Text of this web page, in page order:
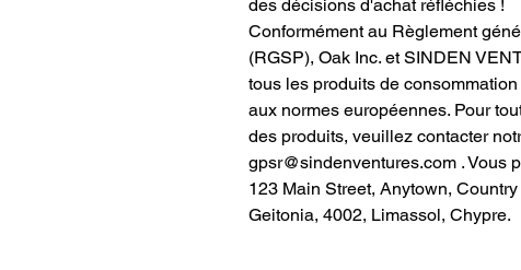
des décisions d'achat réfléchies !
Conformément au Règlement
(RGSP), Oak Inc. etSINDEN
tous les produits de
aux normes européennes. Pour
des produits, veuillez contacter
gpsr@sindenventures.com . Vous
123 Main Street, Anytown, Country
Geitonia, 4002, Limassol, Chypre.